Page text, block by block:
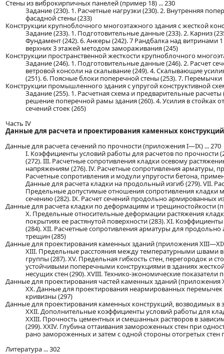
Стены из виброкирпичных панелей (пример 18) ... 230
Задание (230). 1. Расчетные нагрузки (230). 2. Внутренняя
фасадной стены (233)
Конструкции крупноблочного многоэтажного здания с жесткой
Задание (233). 1. Подготовительные данные (233). 2. Карниз
Фундамент (242). 6. Анкеры (242). 7 Рандбалка над витринами
верхних 3 этажей методом замораживания (245)
Конструкции пространственной жесткости крупноблочного
Задание (246). 1. Подготовительные данные (246). 2. Расчет
ветровой консоли на скалывание (249). 4. Скалывающие
(251). 6. Поясные блоки поперечной стены (253). 7.
Конструкции промышленного здания с упругой конструктивной
Задание (255). 1. Расчетная схема и предварительные
решение поперечной рамы здания (260). 4. Усилия в стойках
сечений стоек (265)
Часть IV
Данные для расчета и проектирования каменных
Данные для расчета сечений по прочности (приложения I—IX) ... 270
I. Коэффициенты условий работы для расчетов по прочности
(272). III. Расчетные сопротивления кладки осевому
напряжениям (276). IV. Расчетные сопротивления арматуры,
Расчетные сопротивления и модули упругости бетона,
Данные для расчета кладки на продольный изгиб (279). VII.
Предельные допустимые отношения сопротивления кладки
сечению (282). IX. Расчет сечений продольно армированных
Данные для расчета кладки по деформациям и трещиностойкости
X. Предельные относительные деформации растяжения
покрытиях ее растянутой поверхности (283). XI.
(284). XII. Расчетные сопротивления арматуры для
трещин (285)
Данные для проектирования каменных зданий (приложения
XIII. Предельные расстояния между температурными швами
группы (287). XV. Предельная гибкость стен, перегородок и
устойчивыми поперечными конструкциями в зданиях
несущих стен (290). XVIII. Технико-экономические
Данные для проектирования частей каменных зданий (приложения
XX. Данные для проектирования неармированных
кривизны (297)
Данные для проектирования каменных конструкций, возводимых в
XXII. Дополнительные коэффициенты условий работы для
XXIII. Прочность цементных и смешанных растворов в
(299). XXIV. Глубина оттаивания замороженных стен при
рано замороженных и затем с одной стороны отогретых стен
Литература ... 302